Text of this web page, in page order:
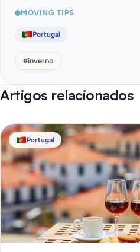
MOVING TIPS
Portugal
#inverno
Artigos relacionados
Portugal